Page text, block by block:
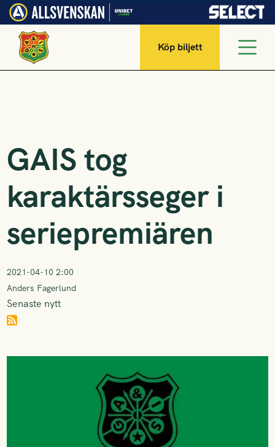
Köp biljett
GAIS tog
karaktärsseger i
seriepremiären
2021-04-10 2:00
Anders Fagerlund
Senaste nytt